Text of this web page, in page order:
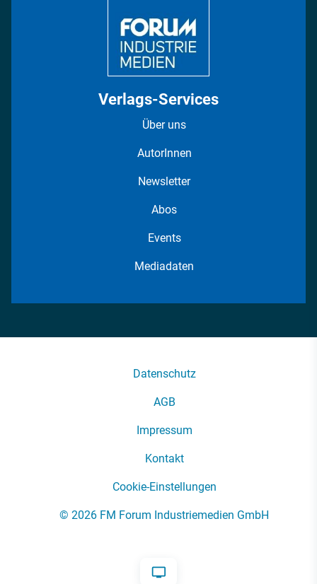
Verlags-Services
Über uns
AutorInnen
Newsletter
Abos
Events
Mediadaten
Datenschutz
AGB
Impressum
Kontakt
Cookie-Einstellungen
© 2026 FM Forum Industriemedien GmbH